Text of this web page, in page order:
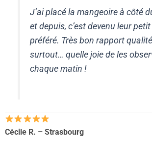
J’ai placé la mangeoire à côté
et depuis, c’est devenu leur
préféré. Très bon rapport
surtout… quelle joie de les
chaque matin !
Cécile R. – Strasbourg